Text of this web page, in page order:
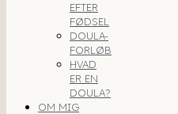
EFTER
FØDSEL
DOULA-
FORLØB
HVAD
ER EN
DOULA?
OM MIG